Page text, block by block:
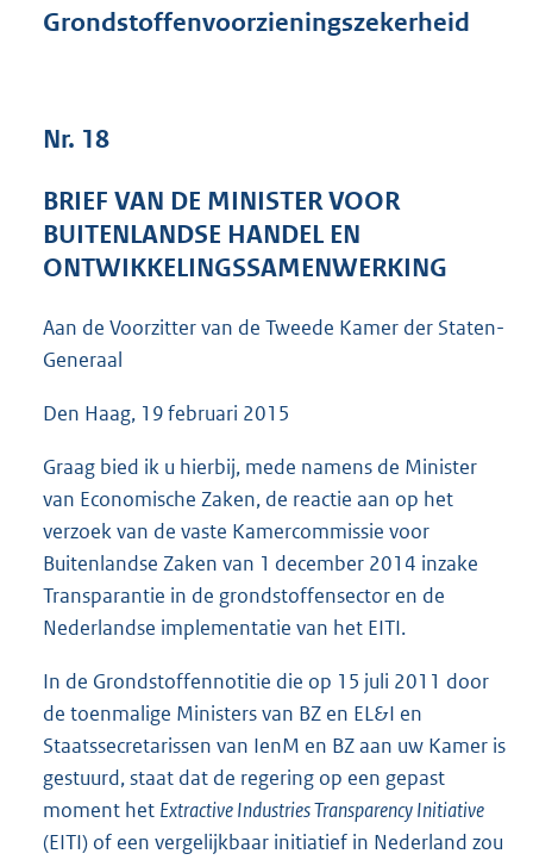
s
e
:
4
b
Grondstoffenvoorzieningszekerheid
Nr. 18
BRIEF VAN DE MINISTER VOOR
BUITENLANDSE HANDEL EN
ONTWIKKELINGSSAMENWERKING
Aan de Voorzitter van de Tweede Kamer der Staten-
Generaal
Den Haag, 19 februari 2015
Graag bied ik u hierbij, mede namens de Minister
van Economische Zaken, de reactie aan op het
verzoek van de vaste Kamercommissie voor
Buitenlandse Zaken van 1 december 2014 inzake
Transparantie in de grondstoffensector en de
Nederlandse implementatie van het EITI.
In de Grondstoffennotitie die op 15 juli 2011 door
de toenmalige Ministers van BZ en EL&I en
Staatssecretarissen van IenM en BZ aan uw Kamer is
gestuurd, staat dat de regering op een gepast
moment het Extractive Industries Transparency Initiative
(EITI) of een vergelijkbaar initiatief in Nederland zou